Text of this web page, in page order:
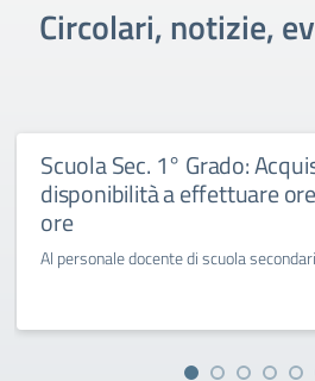
Circolari, notizie,
Scuola Sec. 1° Grado:
disponibilità a effettuare
ore
Al personale docente di scuola